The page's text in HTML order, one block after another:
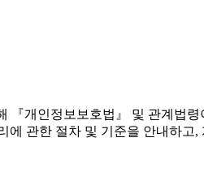
개인정보보호법』 및 관계법
관한 절차 및 기준을 안내하